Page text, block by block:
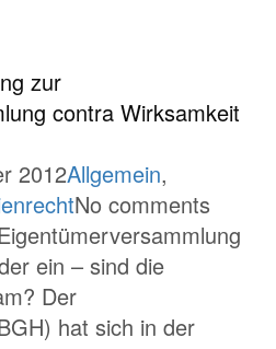
zur
contra Wirksamkeit
2012Allgemein,
No comments
ein – sind die
Der
hat sich in der